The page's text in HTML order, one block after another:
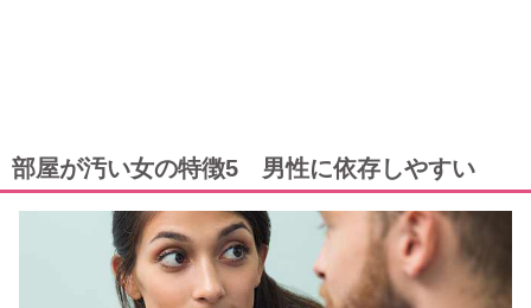
部屋が汚い女の特徴5 男性に依存しやすい